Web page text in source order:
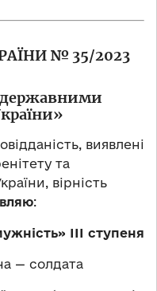
№ 35/2023
державними
виявлені
та
вірність
:
ІІІ ступеня
— солдата